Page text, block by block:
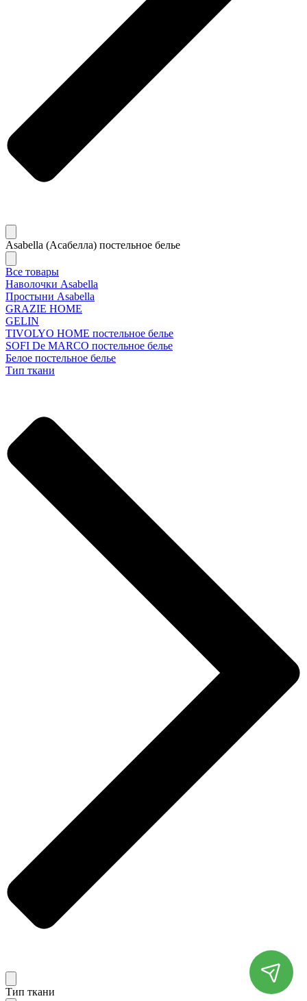
Asabella (Асабелла) постельное белье
Все товары
Наволочки Asabella
Простыни Asabella
GRAZIE HOME
GELIN
TIVOLYO HOME постельное белье
SOFI De MARCO постельное белье
Белое постельное белье
Тип ткани
Тип ткани